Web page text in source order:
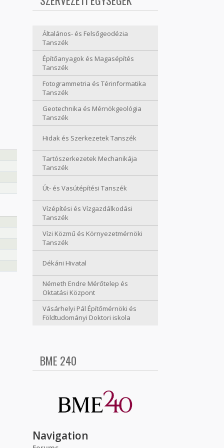
Általános- és Felsőgeodézia
Tanszék
Építőanyagok és Magasépítés
Tanszék
Fotogrammetria és Térinformatika
Tanszék
Geotechnika és Mérnökgeológia
Tanszék
Hidak és Szerkezetek Tanszék
Tartószerkezetek Mechanikája
Tanszék
Út- és Vasútépítési Tanszék
Vízépítési és Vízgazdálkodási
Tanszék
Vízi Közmű és Környezetmérnöki
Tanszék
Dékáni Hivatal
Németh Endre Mérőtelep és
Oktatási Központ
Vásárhelyi Pál Építőmérnöki és
Földtudományi Doktori iskola
BME 240
Navigation